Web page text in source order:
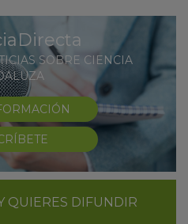
SOBRE CIENCIA
QUIERES DIFUNDIR